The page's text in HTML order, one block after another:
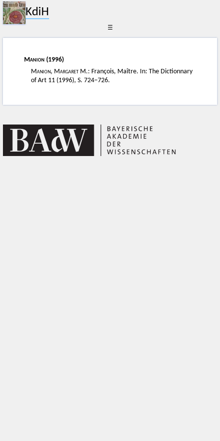
KdiH
☰
Manion (1996)
Manion, Margaret M.: François, Maître. In: The Dictionnary
of Art 11 (1996), S. 724−726.